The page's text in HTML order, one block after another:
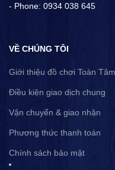
- Phone: 0934 038 645
VỀ CHÚNG TÔI
Giới thiệu đồ chơi Toàn Tâm
Điều kiện giao dịch chung
Vận chuyển & giao nhận
Phương thức thanh toán
Chính sách bảo mật